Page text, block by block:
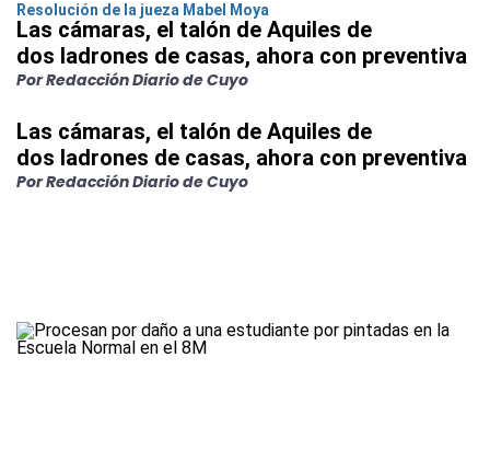
Resolución de la jueza Mabel Moya
Las cámaras, el talón de Aquiles de
dos ladrones de casas, ahora con preventiva
Por Redacción Diario de Cuyo
Las cámaras, el talón de Aquiles de
dos ladrones de casas, ahora con preventiva
Por Redacción Diario de Cuyo